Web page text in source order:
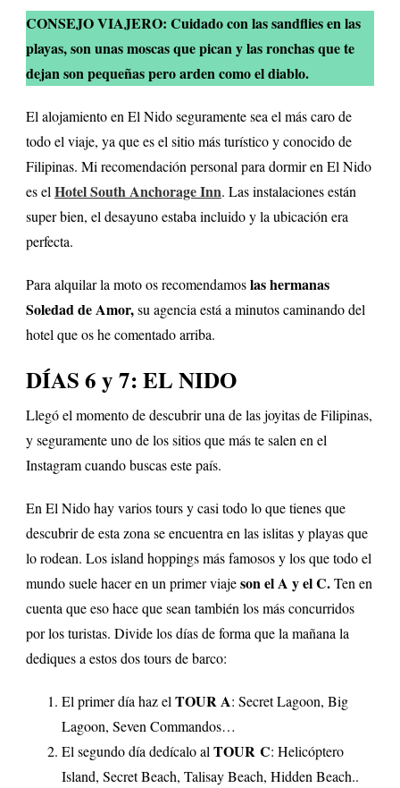
CONSEJO VIAJERO: Cuidado con las sandflies en las
playas, son unas moscas que pican y las ronchas que te
dejan son pequeñas pero arden como el diablo.
El alojamiento en El Nido seguramente sea el más caro de
todo el viaje, ya que es el sitio más turístico y conocido de
Filipinas. Mi recomendación personal para dormir en El Nido
es el Hotel South Anchorage Inn. Las instalaciones están
super bien, el desayuno estaba incluido y la ubicación era
perfecta.
Para alquilar la moto os recomendamoslas hermanas
Soledad de Amor,su agencia está a minutos caminando del
hotel que os he comentado arriba.
DÍAS 6 y 7: EL NIDO
Llegó el momento de descubrir una de las joyitas de Filipinas,
y seguramente uno de los sitios que más te salen en el
Instagram cuando buscas este país.
En El Nido hay varios tours y casi todo lo que tienes que
descubrir de esta zona se encuentra en las islitas y playas que
lo rodean. Los island hoppings más famosos y los que todo el
mundo suele hacer en un primer viajeson el A y el C.Ten en
cuenta que eso hace que sean también los más concurridos
por los turistas. Divide los días de forma que la mañana la
dediques a estos dos tours de barco:
El primer día haz el TOUR A: Secret Lagoon, Big
Lagoon, Seven Commandos…
El segundo día dedícalo al TOUR C: Helicóptero
Island, Secret Beach, Talisay Beach, Hidden Beach..